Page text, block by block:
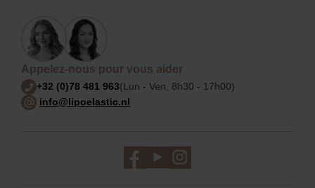
Appelez-nous pour vous aider
+32 (0)78 481 963(Lun - Ven, 8h30 - 17h00)
info@lipoelastic.nl